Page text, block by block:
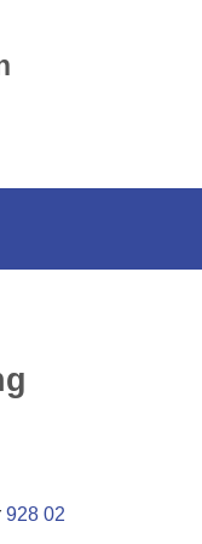
928 02